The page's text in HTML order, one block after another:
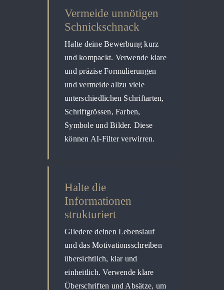
Vermeide unnötigen
Schnickschnack
Halte deine Bewerbung kurz
und kompackt. Verwende klare
und präzise Formulierungen
und vermeide allzu viele
unterschiedlichen Schriftarten,
Schriftgrössen, Farben,
Symbole und Bilder. Diese
können AI-Filter verwirren.
Halte die
Informationen
strukturiert
Gliedere deinen Lebenslauf
und das Motivationsschreiben
übersichtlich, klar und
einheitlich. Verwende klare
Überschriften und Absätze, um